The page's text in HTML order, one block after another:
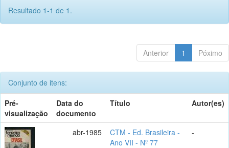
Resultado 1-1 de 1.
Anterior 1 Póximo
Conjunto de itens:
Pré-
visualização
Data do
documento
Título Autor(es)
abr-1985
CTM - Ed. Brasileira -
Ano VII - Nº 77
-